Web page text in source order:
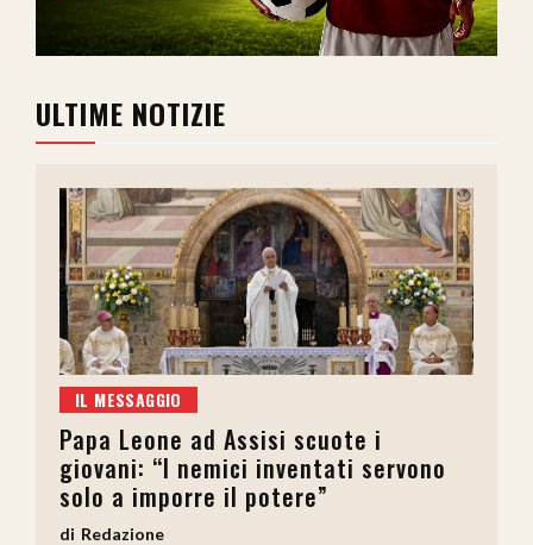
ULTIME NOTIZIE
IL MESSAGGIO
Papa Leone ad Assisi scuote i
giovani: “I nemici inventati servono
solo a imporre il potere”
Redazione